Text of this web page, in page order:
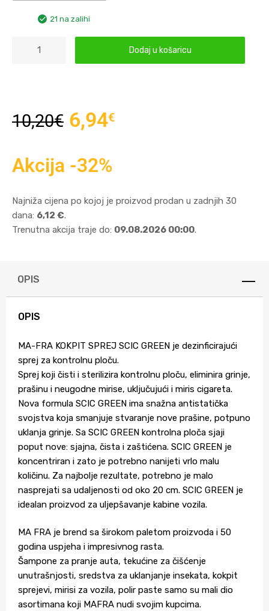
21 na zalihi
Dodaj u košaricu
10,20€ 6,94€
Akcija -32%
Najniža cijena po kojoj je proizvod prodan u zadnjih 30
dana: 6,12 €.
Trenutna akcija traje do: 09.08.2026 00:00.
OPIS
OPIS
MA-FRA KOKPIT SPREJ SCIC GREEN je dezinficirajući
sprej za kontrolnu ploču.
Sprej koji čisti i sterilizira kontrolnu ploču, eliminira grinje,
prašinu i neugodne mirise, uključujući i miris cigareta.
Nova formula SCIC GREEN ima snažna antistatička
svojstva koja smanjuje stvaranje nove prašine, potpuno
uklanja grinje. Sa SCIC GREEN kontrolna ploča sjaji
poput nove: sjajna, čista i zaštićena. SCIC GREEN je
koncentriran i zato je potrebno nanijeti vrlo malu
količinu. Za najbolje rezultate, potrebno je malo
nasprejati sa udaljenosti od oko 20 cm. SCIC GREEN je
idealan proizvod za uljepšavanje kabine vozila.
MA FRA je brend sa širokom paletom proizvoda i 50
godina uspjeha i impresivnog rasta.
Šampone za pranje auta, tekućine za čišćenje
unutrašnjosti, sredstva za uklanjanje insekata, kokpit
sprejevi, mirisi za vozila, polir paste samo su mali dio
asortimana koji MAFRA nudi svojim kupcima.